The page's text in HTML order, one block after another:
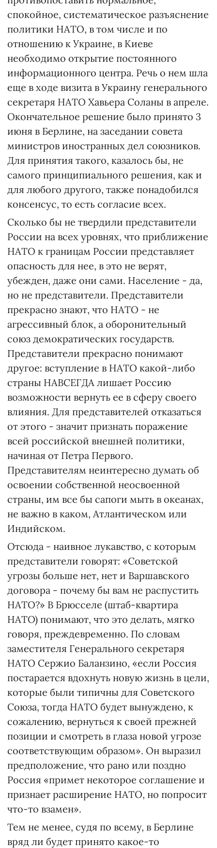
спокойное, систематическое разъяснение
политики НАТО, в том числе и по
отношению к Украине, в Киеве
необходимо открытие постоянного
информационного центра. Речь о нем шла
еще в ходе визита в Украину генерального
секретаря НАТО Хавьера Соланы в апреле.
Окончательное решение было принято 3
июня в Берлине, на заседании совета
министров иностранных дел союзников.
Для принятия такого, казалось бы, не
самого принципиального решения, как и
для любого другого, также понадобился
консенсус, то есть согласие всех.
Сколько бы не твердили представители
России на всех уровнях, что приближение
НАТО к границам России представляет
опасность для нее, в это не верят,
убежден, даже они сами. Население - да,
но не представители. Представители
прекрасно знают, что НАТО - не
агрессивный блок, а оборонительный
союз демократических государств.
Представители прекрасно понимают
другое: вступление в НАТО какой-либо
страны НАВСЕГДА лишает Россию
возможности вернуть ее в сферу своего
влияния. Для представителей отказаться
от этого - значит признать поражение
всей российской внешней политики,
начиная от Петра Первого.
Представителям неинтересно думать об
освоении собственной неосвоенной
страны, им все бы сапоги мыть в океанах,
не важно в каком, Атлантическом или
Индийском.
Отсюда - наивное лукавство, с которым
представители говорят: «Советской
угрозы больше нет, нет и Варшавского
договора - почему бы вам не распустить
НАТО?» В Брюсселе (штаб-квартира
НАТО) понимают, что это делать, мягко
говоря, преждевременно. По словам
заместителя Генерального секретаря
НАТО Сержио Баланзино, «если Россия
постарается вдохнуть новую жизнь в цели,
которые были типичны для Советского
Союза, тогда НАТО будет вынуждено, к
сожалению, вернуться к своей прежней
позиции и смотреть в глаза новой угрозе
соответствующим образом». Он выразил
предположение, что рано или поздно
Россия «примет некоторое соглашение и
признает расширение НАТО, но попросит
что-то взамен».
Тем не менее, судя по всему, в Берлине
вряд ли будет принято какое-то